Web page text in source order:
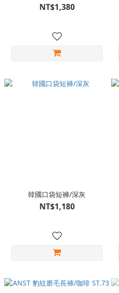
NT$1,380
韓國口袋短褲/深灰
NT$1,180